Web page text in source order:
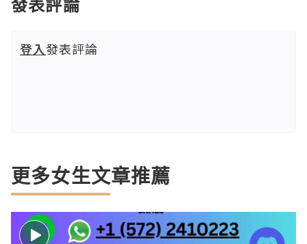
發表評論
登入發表評論
更多女生文章推薦